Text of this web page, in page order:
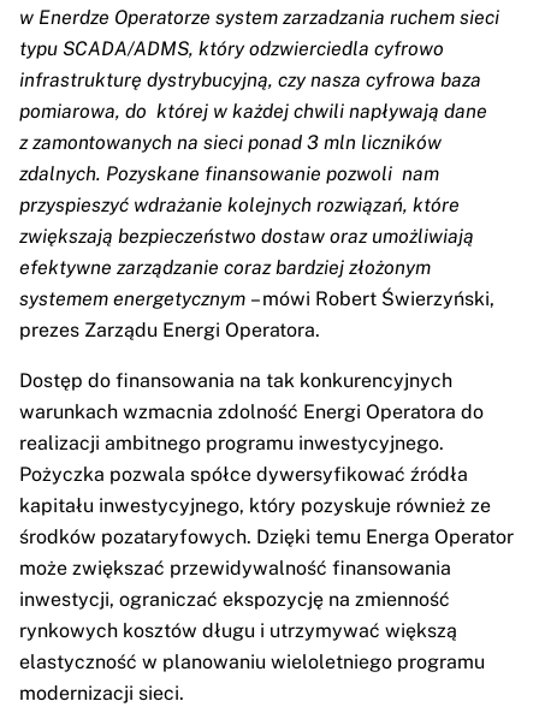
w Enerdze Operatorze system zarzadzania ruchem sieci
typu SCADA/ADMS, który odzwierciedla cyfrowo
infrastrukturę dystrybucyjną, czy nasza cyfrowa baza
pomiarowa, do której w każdej chwili napływają dane
z zamontowanych na sieci ponad 3 mln liczników
zdalnych. Pozyskane finansowanie pozwoli nam
przyspieszyć wdrażanie kolejnych rozwiązań, które
zwiększają bezpieczeństwo dostaw oraz umożliwiają
efektywne zarządzanie coraz bardziej złożonym
systemem energetycznym – mówi Robert Świerzyński,
prezes Zarządu Energi Operatora.
Dostęp do finansowania na tak konkurencyjnych
warunkach wzmacnia zdolność Energi Operatora do
realizacji ambitnego programu inwestycyjnego.
Pożyczka pozwala spółce dywersyfikować źródła
kapitału inwestycyjnego, który pozyskuje również ze
środków pozataryfowych. Dzięki temu Energa Operator
może zwiększać przewidywalność finansowania
inwestycji, ograniczać ekspozycję na zmienność
rynkowych kosztów długu i utrzymywać większą
elastyczność w planowaniu wieloletniego programu
modernizacji sieci.